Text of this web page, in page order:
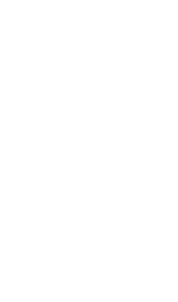
distribuidores.
ecosistema.